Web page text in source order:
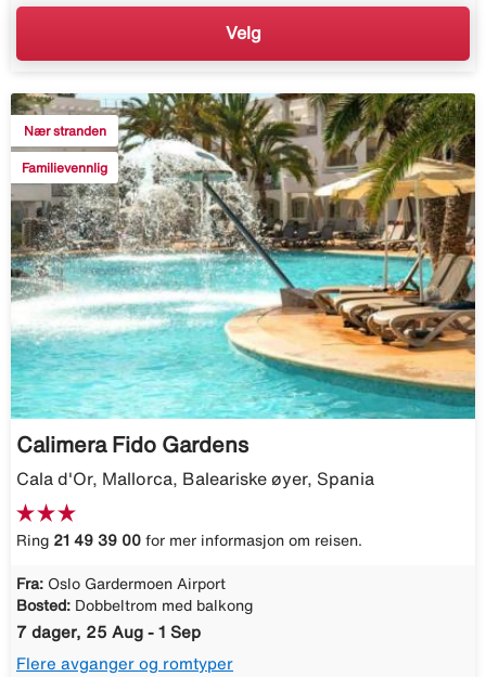
Velg
Nær stranden
Familievennlig
Calimera Fido Gardens
Cala d'Or, Mallorca, Baleariske øyer, Spania
Ring 21 49 39 00 for mer informasjon om reisen.
Fra: Oslo Gardermoen Airport
Bosted: Dobbeltrom med balkong
7 dager, 25 Aug - 1 Sep
Flere avganger og romtyper